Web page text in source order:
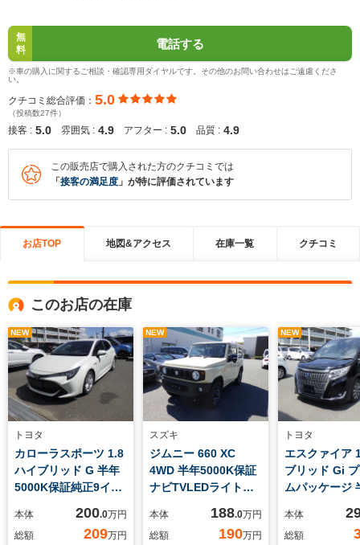
無
料
電話する
※車の購入に関するご相談・確認専用ダイヤルです。その他のお問い合わせはご遠慮くださ
い。
クチコミ総合評価： 5.0
（投稿数27件）
接客 : 5.0 雰囲気 : 4.9 アフター : 5.0 品質 : 4.9
この販売店で購入された方のクチコミでは
「 接客の満足度 」が特に評価されています
お店TOP 地図&アクセス 在庫一覧 クチコミ
このお店の在庫
NEW
トヨタ
カローラスポーツ 1.8
ハイブリッド G 半年
5000K保証純正9イン
ンサー
本体 200.0万円
総額
209万円
NEW
スズキ
ジムニー 660 XC
4WD 半年5000K保証
ナビTVLEDライトセ
本体 188.0万円
総額
190万円
NEW
トヨタ
エスクァイア
ブリッド Gi
ムパッケージ
11インチナビ
クカメラ
本体
総額